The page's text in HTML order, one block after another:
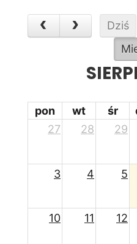
Dziś
pon wt śr
27
28 29
3 4 5
10 11 12